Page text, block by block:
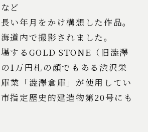
ど
い年月をかけ構想した作品。
道内で撮影されました。
するGOLD STONE（旧澁澤
1万円札の顔でもある渋沢栄
業「澁澤倉庫」が使用してい
指定歴史的建造物第20号にも